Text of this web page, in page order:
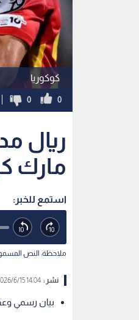
كوكوريا
0
0
ريال
مارك
استمع للخبر:
ملاحظة: النص
نشر :14:04 2026/6/15
بيان رسمي